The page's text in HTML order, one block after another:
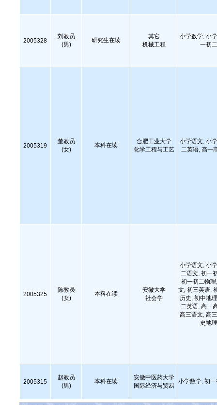
2005328
刘教员
(男)
研究生在读
其它
机械工程
小学数学, 小
一初
2005319
董教员
(女)
本科在读
合肥工业大学
化学工程与工艺
小学语文, 小
二英语, 高一
2005325
陈教员
(女)
本科在读
安徽大学
社会学
小学语文, 小
二语文, 初一
初一初二物
文, 初三英语,
历史, 初中地
二英语, 高一
高三语文, 高
史地
2005315
赵教员
(男)
本科在读
安徽中医药大学
国际经济与贸易
小学数学, 初